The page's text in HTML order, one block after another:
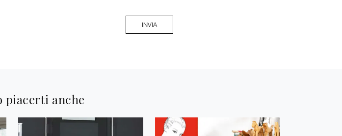
INVIA
piacerti anche